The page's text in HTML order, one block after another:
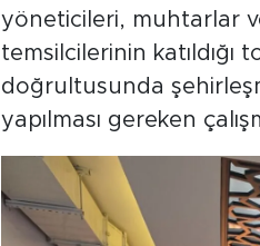
yöneticileri, muhtarlar
temsilcilerinin katıldığı
doğrultusunda
yapılması gereken